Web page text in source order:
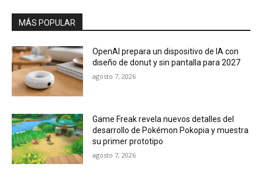
MÁS POPULAR
OpenAI prepara un dispositivo de IA con
diseño de donut y sin pantalla para 2027
agosto 7, 2026
Game Freak revela nuevos detalles del
desarrollo de Pokémon Pokopia y muestra
su primer prototipo
agosto 7, 2026